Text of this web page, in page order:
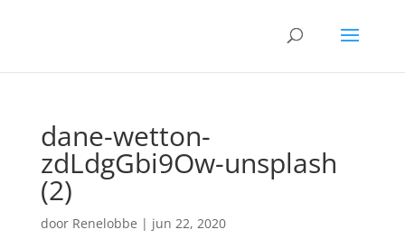
dane-wetton-
zdLdgGbi9Ow-unsplash
(2)
door Renelobbe | jun 22, 2020